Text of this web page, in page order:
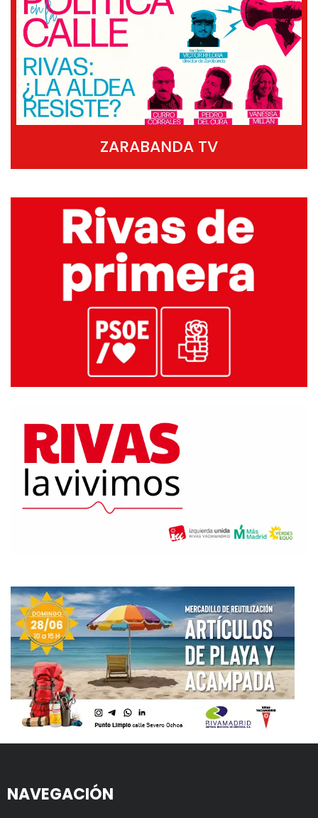
ZARABANDA TV
NAVEGACIÓN